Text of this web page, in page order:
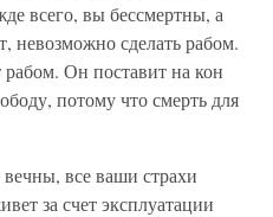
всего, вы бессмертны, а
невозможно сделать рабом.
Он поставит на кон
потому что смерть для
все ваши страхи
за счет эксплуатации